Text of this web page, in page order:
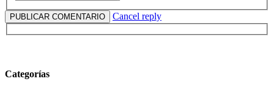
Cancel reply
Categorías